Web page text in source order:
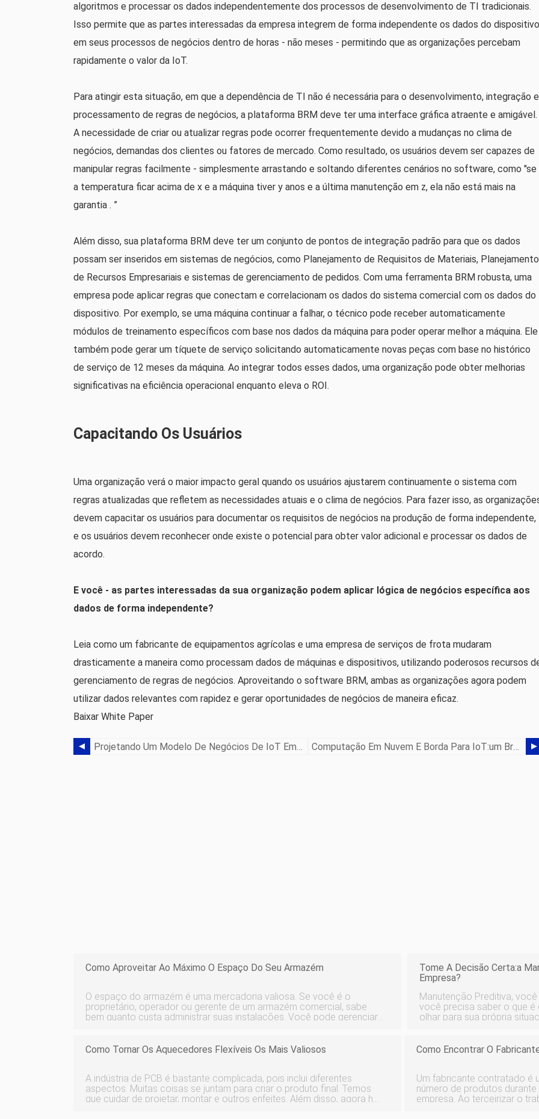
algoritmos e processar os dados independentemente dos processos de desenvolvimento de TI tradicionais.
Isso permite que as partes interessadas da empresa integrem de forma independente os dados do dispositivo
em seus processos de negócios dentro de horas - não meses - permitindo que as organizações percebam
rapidamente o valor da IoT.
Para atingir esta situação, em que a dependência de TI não é necessária para o desenvolvimento, integração e
processamento de regras de negócios, a plataforma BRM deve ter uma interface gráfica atraente e amigável.
A necessidade de criar ou atualizar regras pode ocorrer frequentemente devido a mudanças no clima de
negócios, demandas dos clientes ou fatores de mercado. Como resultado, os usuários devem ser capazes de
manipular regras facilmente - simplesmente arrastando e soltando diferentes cenários no software, como "se
a temperatura ficar acima de x e a máquina tiver y anos e a última manutenção em z, ela não está mais na
garantia . ”
Além disso, sua plataforma BRM deve ter um conjunto de pontos de integração padrão para que os dados
possam ser inseridos em sistemas de negócios, como Planejamento de Requisitos de Materiais, Planejamento
de Recursos Empresariais e sistemas de gerenciamento de pedidos. Com uma ferramenta BRM robusta, uma
empresa pode aplicar regras que conectam e correlacionam os dados do sistema comercial com os dados do
dispositivo. Por exemplo, se uma máquina continuar a falhar, o técnico pode receber automaticamente
módulos de treinamento específicos com base nos dados da máquina para poder operar melhor a máquina. Ele
também pode gerar um tíquete de serviço solicitando automaticamente novas peças com base no histórico
de serviço de 12 meses da máquina. Ao integrar todos esses dados, uma organização pode obter melhorias
significativas na eficiência operacional enquanto eleva o ROI.
Capacitando Os Usuários
Uma organização verá o maior impacto geral quando os usuários ajustarem continuamente o sistema com
regras atualizadas que refletem as necessidades atuais e o clima de negócios. Para fazer isso, as
devem capacitar os usuários para documentar os requisitos de negócios na produção de forma independente,
e os usuários devem reconhecer onde existe o potencial para obter valor adicional e processar os dados de
acordo.
E você - as partes interessadas da sua organização podem aplicar lógica de negócios específica aos
dados de forma independente?
Leia como um fabricante de equipamentos agrícolas e uma empresa de serviços de frota mudaram
drasticamente a maneira como processam dados de máquinas e dispositivos, utilizando poderosos recursos
gerenciamento de regras de negócios. Aproveitando o software BRM, ambas as organizações agora podem
utilizar dados relevantes com rapidez e gerar oportunidades de negócios de maneira eficaz.
Baixar White Paper
Projetando Um Modelo De Negócios De IoT Em 2 Dias Computação Em Nuvem E Borda Para IoT:um Breve Histórico
Como Aproveitar Ao Máximo O Espaço Do Seu Armazém
O espaço do armazém é uma mercadoria valiosa. Se você é o
proprietário, operador ou gerente de um armazém comercial, sabe
bem quanto custa administrar suas instalações. Você pode gerenciar
Tome A Decisão Certa:a
Empresa?
Manutenção Preditiva,
você precisa saber o que
olhar para sua própria
Como Tornar Os Aquecedores Flexíveis Os Mais Valiosos
A indústria de PCB é bastante complicada, pois inclui diferentes
aspectos. Muitas coisas se juntam para criar o produto final. Temos
que cuidar de projetar, montar e outros enfeites. Além disso, agora há
Como Encontrar O
Um fabricante contratado é
número de produtos
empresa. Ao terceirizar o